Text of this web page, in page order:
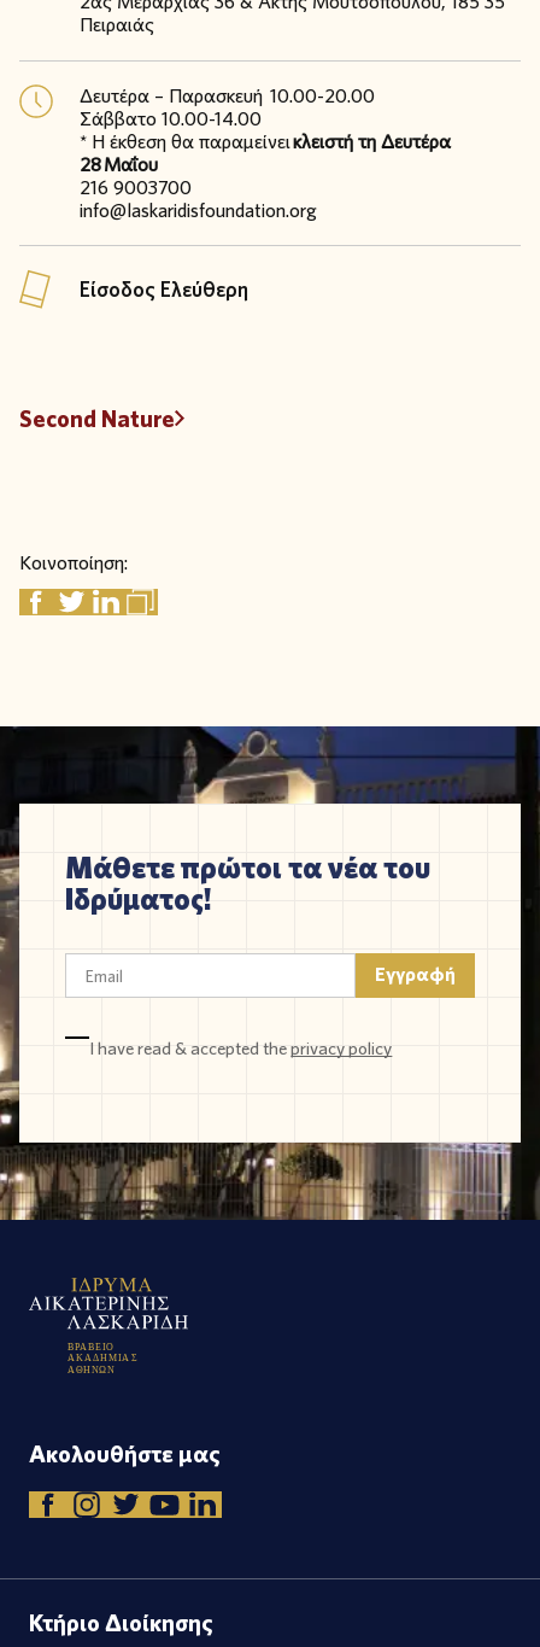
Πειραιάς
Δευτέρα – Παρασκευή 10.00-20.00
Σάββατο 10.00-14.00
* Η έκθεση θα παραμείνεικλειστή τη Δευτέρα
28Μαΐου
216 9003700
info@laskaridisfoundation.org
Είσοδος Ελεύθερη
Second Nature
Κοινοποίηση:
Μάθετε πρώτοι τα νέα του
Ιδρύματος!
I have read & accepted theprivacy policy
ΒΡΑΒΕΙΟ
ΑΚΑΔΗΜΙΑ Σ
Α ΘΗΝΩΝ
Ακολουθήστε μας
Κτήριο Διοίκησης